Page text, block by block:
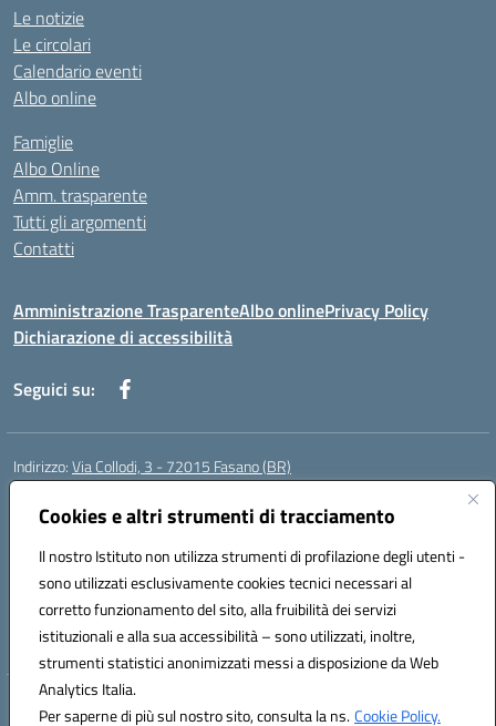
Cookies e altri strumenti di tracciamento
Il nostro Istituto non utilizza strumenti di profilazione degli utenti -
sono utilizzati esclusivamente cookies tecnici necessari al
corretto funzionamento del sito, alla fruibilità dei servizi
istituzionali e alla sua accessibilità – sono utilizzati, inoltre,
strumenti statistici anonimizzati messi a disposizione da Web
Analytics Italia.
Per saperne di più sul nostro sito, consulta la ns.Cookie Policy.
Le notizie
Le circolari
Calendario eventi
Albo online
Famiglie
Albo Online
Amm. trasparente
Tutti gli argomenti
Contatti
Amministrazione TrasparenteAlbo onlinePrivacy Policy
Dichiarazione di accessibilità
Seguici su:
Indirizzo:Via Collodi, 3 - 72015 Fasano (BR)
Centralino:
Posta elettronica certificata (PEC):bric839004@pec.istruzione.it
Codice fiscale: 90059320748
Codice meccanografico:BRIC839004
Codice Indice delle Pubbliche Amministrazioni (IPA): istsc_bree02200r
Codice unico di fatturazione (CUF): MIL3BD
Hosting & Powered by 3D Solution S.r.l.